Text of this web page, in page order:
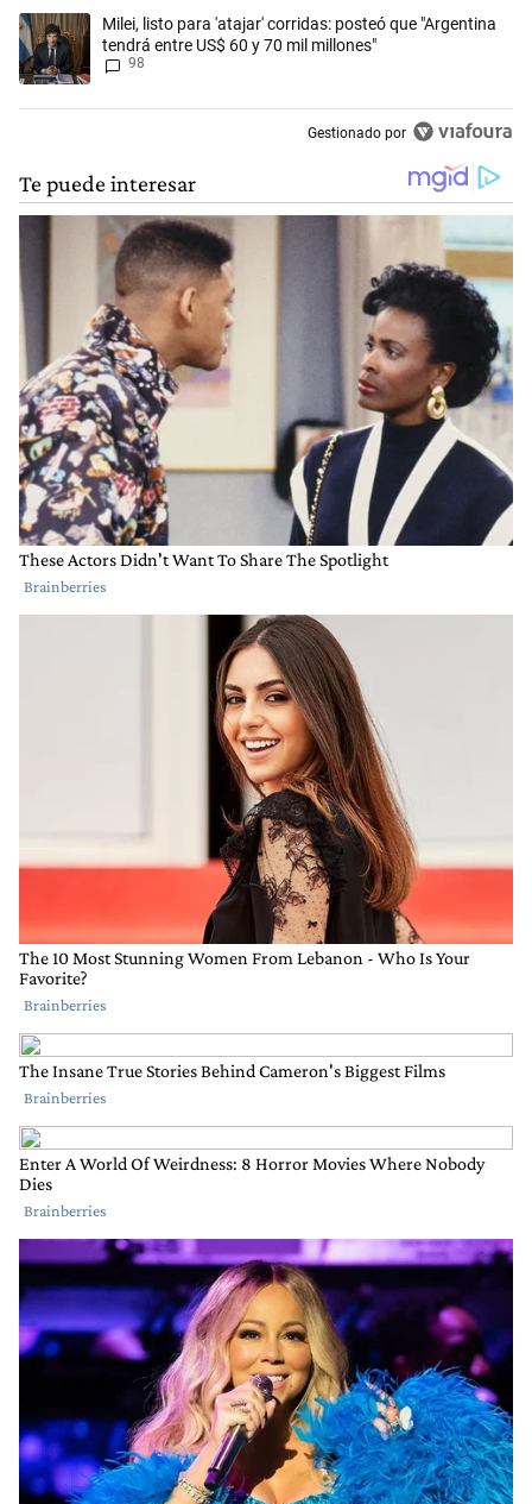
Un artículo de tendencia con el título "Milei, listo para 'atajar'
Milei, listo para 'atajar' corridas: posteó que "Argentina
tendrá entre US$ 60 y 70 mil millones"
98
Gestionado por